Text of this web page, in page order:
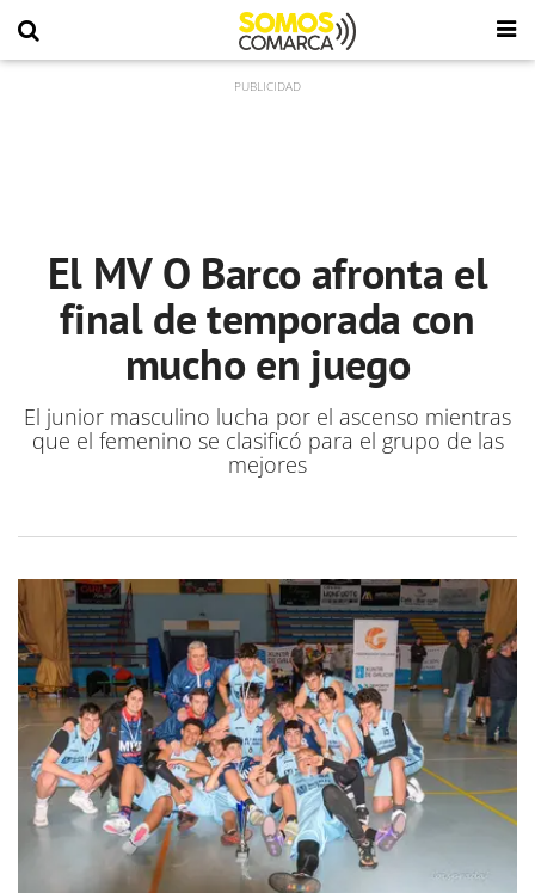
El MV O Barco afronta el
final de temporada con
mucho en juego
El junior masculino lucha por el ascenso mientras
que el femenino se clasificó para el grupo de las
mejores